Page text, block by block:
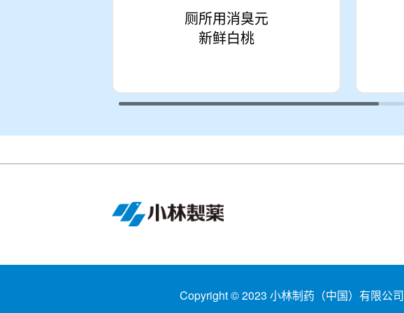
厕所用消臭元
新鲜白桃
Copyright © 2023 小林制药（中国）有限公司